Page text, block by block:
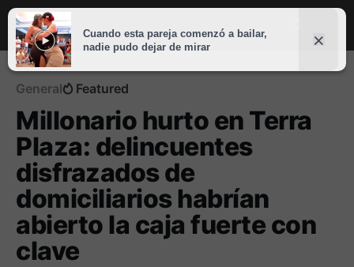
General Featured
Millonario hurto en Terra
Plaza: delincuentes
disfrazados de
domiciliarios habrían
abierto la caja fuerte con
clave